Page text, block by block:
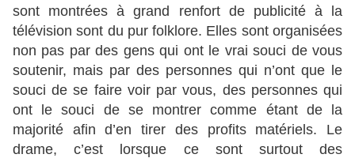
sont montrées à grand renfort de publicité à la
télévision sont du pur folklore. Elles sont organisées
non pas par des gens qui ont le vrai souci de vous
soutenir, mais par des personnes qui n’ont que le
souci de se faire voir par vous, des personnes qui
ont le souci de se montrer comme étant de la
majorité afin d’en tirer des profits matériels. Le
drame, c’est lorsque ce sont surtout des